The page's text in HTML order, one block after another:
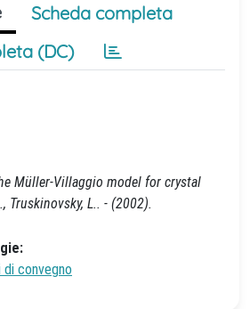
Scheda completa
(DC)
Müller-Villaggio model for crystal
Truskinovsky, L.. - (2002).
convegno